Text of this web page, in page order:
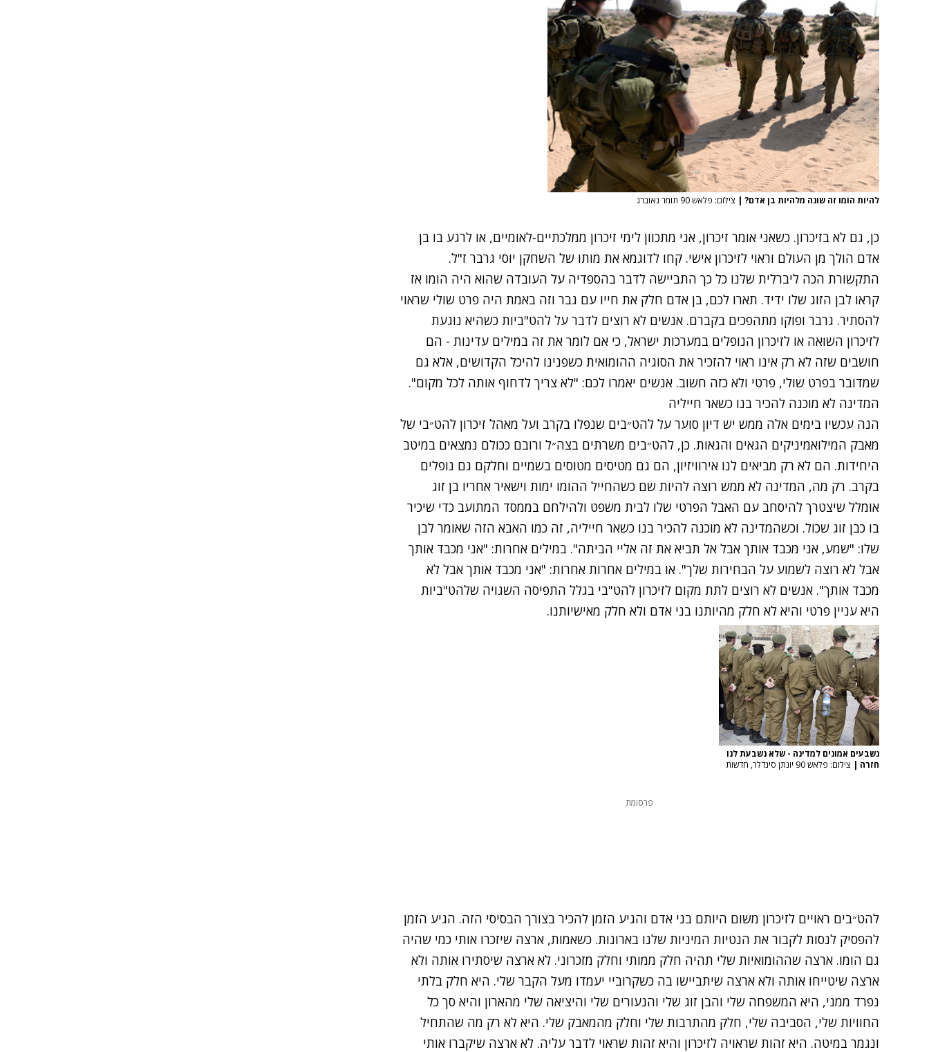
להיות הומו זה שונה מלהיות בן אדם? | צילום: פלאש 90 תומר נאוברג
כן, גם לא בזיכרון. כשאני אומר זיכרון, אני מתכוון לימי זיכרון ממלכתיים-לאומיים, או לרגע בו בן
אדם הולך מן העולם וראוי לזיכרון אישי. קחו לדוגמא את מותו של השחקן יוסי גרבר ז"ל.
התקשורת הכה ליברלית שלנו כל כך התביישה לדבר בהספדיה על העובדה שהוא היה הומו אז
קראו לבן הזוג שלו ידיד. תארו לכם, בן אדם חלק את חייו עם גבר וזה באמת היה פרט שולי שראוי
להסתיר. גרבר ופוקו מתהפכים בקברם. אנשים לא רוצים לדבר על להט"ביות כשהיא נוגעת
לזיכרון השואה או לזיכרון הנופלים במערכות ישראל, כי אם לומר את זה במילים עדינות - הם
חושבים שזה לא רק אינו ראוי להזכיר את הסוגיה ההומואית כשפנינו להיכל הקדושים, אלא גם
שמדובר בפרט שולי, פרטי ולא כזה חשוב. אנשים יאמרו לכם: "לא צריך לדחוף אותה לכל מקום".
המדינה לא מוכנה להכיר בנו כשאר חייליה
הנה עכשיו בימים אלה ממש יש דיון סוער על להט״בים שנפלו בקרב ועל מאהל זיכרון להט״בי של
מאבק המילואמיניקים הגאים והגאות. כן, להט״בים משרתים בצה״ל ורובם ככולם נמצאים במיטב
היחידות. הם לא רק מביאים לנו אירוויזיון, הם גם מטיסים מטוסים בשמיים וחלקם גם נופלים
בקרב. רק מה, המדינה לא ממש רוצה להיות שם כשהחייל ההומו ימות וישאיר אחריו בן זוג
אומלל שיצטרך להיסחב עם האבל הפרטי שלו לבית משפט ולהילחם בממסד המתועב כדי שיכיר
בו כבן זוג שכול. וכשהמדינה לא מוכנה להכיר בנו כשאר חייליה, זה כמו האבא הזה שאומר לבן
שלו: "שמע, אני מכבד אותך אבל אל תביא את זה אליי הביתה". במילים אחרות: "אני מכבד אותך
אבל לא רוצה לשמוע על הבחירות שלך". או במילים אחרות אחרות: "אני מכבד אותך אבל לא
מכבד אותך". אנשים לא רוצים לתת מקום לזיכרון להט"בי בגלל התפיסה השגויה שלהט"ביות
היא עניין פרטי והיא לא חלק מהיותנו בני אדם ולא חלק מאישיותנו.
נשבעים אמונים למדינה - שלא נשבעת לנו
חזרה | צילום: פלאש 90 יונתן סינדלר, חדשות
פרסומת
להט״בים ראויים לזיכרון משום היותם בני אדם והגיע הזמן להכיר בצורך הבסיסי הזה. הגיע הזמן
להפסיק לנסות לקבור את הנטיות המיניות שלנו בארונות. כשאמות, ארצה שיזכרו אותי כמי שהיה
גם הומו. ארצה שההומואיות שלי תהיה חלק ממותי וחלק מזכרוני. לא ארצה שיסתירו אותה ולא
ארצה שיטייחו אותה ולא ארצה שיתביישו בה כשקרוביי יעמדו מעל הקבר שלי. היא חלק בלתי
נפרד ממני, היא המשפחה שלי והבן זוג שלי והנעורים שלי והיציאה שלי מהארון והיא סך כל
החוויות שלי, הסביבה שלי, חלק מהתרבות שלי וחלק מהמאבק שלי. היא לא רק מה שהתחיל
ונגמר במיטה. היא זהות שראויה לזיכרון והיא זהות שראוי לדבר עליה. לא ארצה שיקברו אותי